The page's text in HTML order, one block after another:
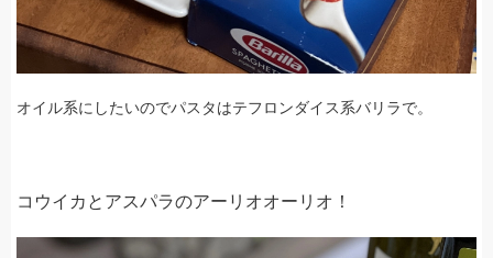
オイル系にしたいのでパスタはテフロンダイス系バリラで。
コウイカとアスパラのアーリオオーリオ！